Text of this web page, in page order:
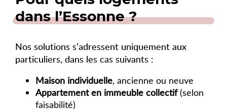
dans l’Essonne ?
Nos solutions s’adressent uniquement aux
particuliers, dans les cas suivants :
Maison individuelle, ancienne ou neuve
Appartement en immeuble collectif(selon
faisabilité)